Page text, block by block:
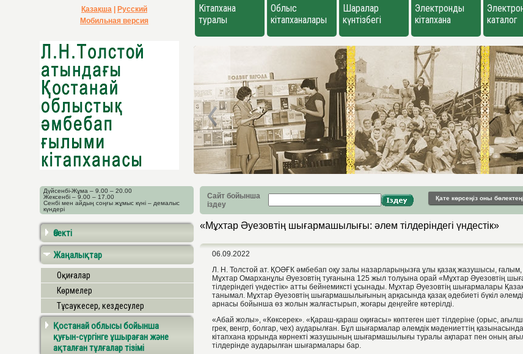
Қазақша
Русский
Мобильная версия
Кітапхана
туралы
Облыс
кітапханалары
Шаралар
күнтізбегі
Электронды
кітапхана
каталог
Дүйсенбі-Жұма – 9.00 – 20.00
Жексенбі – 9.00 – 17.00
Сенбі мен айдың соңғы жұмыс күні – демалыс
күндері
Сайт бойынша
іздеу
Қате көрсеңіз оны
Өзекті
Жаңалықтар
Оқиғалар
Көрмелер
Тұсаукесер, кездесулер
Қостанай облысы бойынша
қуғын-сүргінге ұшыраған және
ақталған тұлғалар тізімі
«Мұхтар Әуезовтің шығармашылығы: әлем тілдеріндегі үндестік»
06.09.2022
Л. Н. Толстой ат. ҚОӘҒК әмбебап оқу залы назарларыңызға ұлы қазақ жазушысы, ғалым,
Мұхтар Омарханұлы Әуезовтің туғанына 125 жыл толуына орай «Мұхтар Әуезовтің
тілдеріндегі үндестік» атты бейнемиксті ұсынады. Мұхтар Әуезовтің шығармалары
танымал. Мұхтар Әуезовтің шығармашылығының арқасында қазақ әдебиеті бүкіл
арнасы бойынша өз жолын жалғастырып, жоғары деңгейге көтерілді.
«Абай жолы», «Көксерек». «Қараш-қараш оқиғасы» көптеген шет тілдеріне (орыс,
грек, венгр, болгар, чех) аударылған. Бұл шығармалар әлемдік мәдениеттің
кітапхана қорында көрнекті жазушының шығармашылығы туралы ақпарат пен оның
тілдерінде аударылған шығармалары бар.